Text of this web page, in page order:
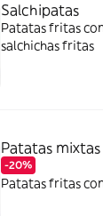
Salchipatas
Patatas fritas
salchichas fritas
Patatas mixtas
-20%
Patatas